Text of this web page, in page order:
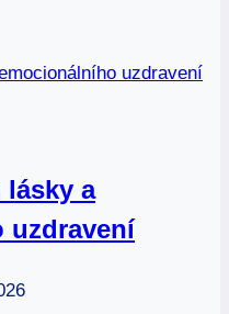
lásky a
uzdravení